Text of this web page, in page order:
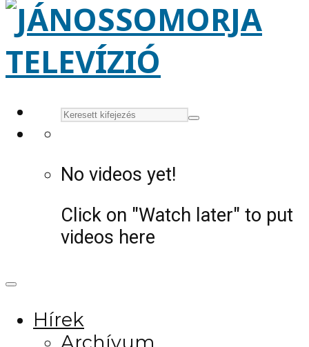
No videos yet!
Click on "Watch later" to put
videos here
Hírek
Archívum